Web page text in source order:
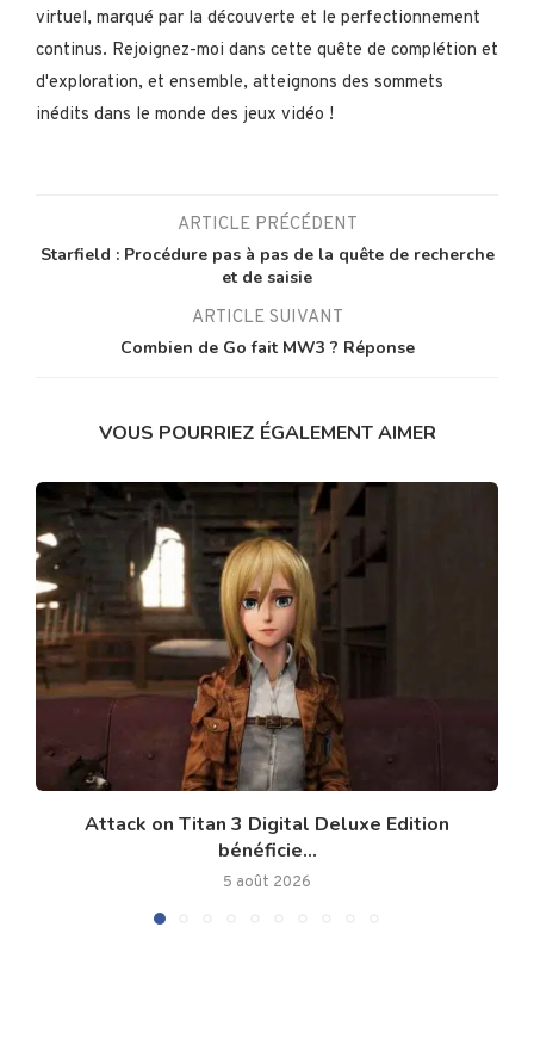
virtuel, marqué par la découverte et le perfectionnement
continus. Rejoignez-moi dans cette quête de complétion et
d'exploration, et ensemble, atteignons des sommets
inédits dans le monde des jeux vidéo !
ARTICLE PRÉCÉDENT
Starfield : Procédure pas à pas de la quête de recherche
et de saisie
ARTICLE SUIVANT
Combien de Go fait MW3 ? Réponse
VOUS POURRIEZ ÉGALEMENT AIMER
Attack on Titan 3 Digital Deluxe Edition
bénéficie...
5 août 2026